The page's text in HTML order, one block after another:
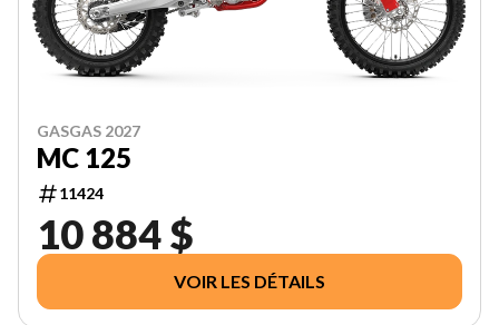
GASGAS 2027
MC 125
11424
10 884 $
VOIR LES DÉTAILS